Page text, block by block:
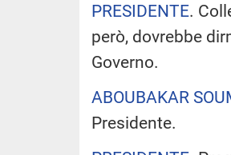
PRESIDENTE.
però, dovrebbe
Governo.
ABOUBAKAR
Presidente.